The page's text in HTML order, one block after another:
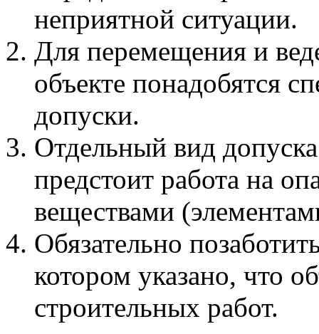
неприятной ситуации.
Для перемещения и
объекте понадобятся
допуски.
Отдельный вид
предстоит работа на
веществами
Обязательно
котором указано, что
строительных работ.